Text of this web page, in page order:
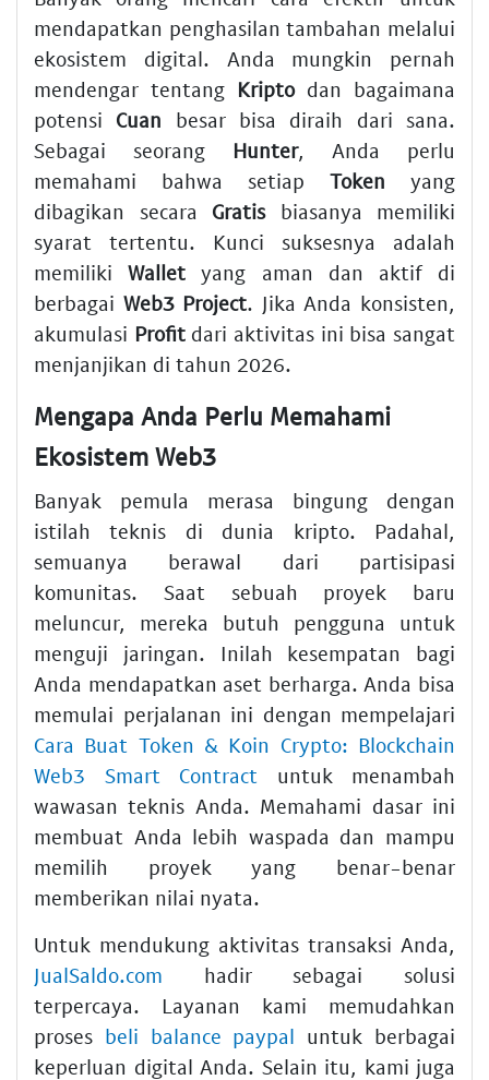
mendapatkan penghasilan tambahan melalui
ekosistem digital. Anda mungkin pernah
mendengar tentang Kriptodan bagaimana
potensi Cuan besar bisa diraih dari sana.
Sebagai seorang Hunter, Anda perlu
memahami bahwa setiap Token yang
dibagikan secara Gratisbiasanya memiliki
syarat tertentu. Kunci suksesnya adalah
memilikiWallet yang aman dan aktif di
berbagai Web3 Project. Jika Anda konsisten,
akumulasi Profitdari aktivitas ini bisa sangat
menjanjikan di tahun 2026.
Mengapa Anda Perlu Memahami
Ekosistem Web3
Banyak pemula merasa bingung dengan
istilah teknis di dunia kripto. Padahal,
semuanya berawal dari partisipasi
komunitas. Saat sebuah proyek baru
meluncur, mereka butuh pengguna untuk
menguji jaringan. Inilah kesempatan bagi
Anda mendapatkan aset berharga. Anda bisa
memulai perjalanan ini dengan mempelajari
Cara Buat Token & Koin Crypto: Blockchain
Web3 Smart Contract untuk menambah
wawasan teknis Anda. Memahami dasar ini
membuat Anda lebih waspada dan mampu
memilih proyek yang benar-benar
memberikan nilai nyata.
Untuk mendukung aktivitas transaksi Anda,
JualSaldo.com hadir sebagai solusi
terpercaya. Layanan kami memudahkan
proses beli balance paypal untuk berbagai
keperluan digital Anda. Selain itu, kami juga